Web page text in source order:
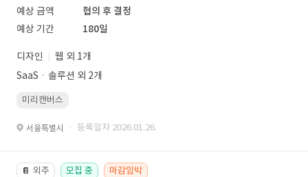
예상 금액
협의 후 결정
예상 기간
180일
디자인
웹 외 1개
SaaSㆍ솔루션 외 2개
미리캔버스
서울특별시 · 등록일자 2026.01.26.
📔 외주 모집 중 마감임박